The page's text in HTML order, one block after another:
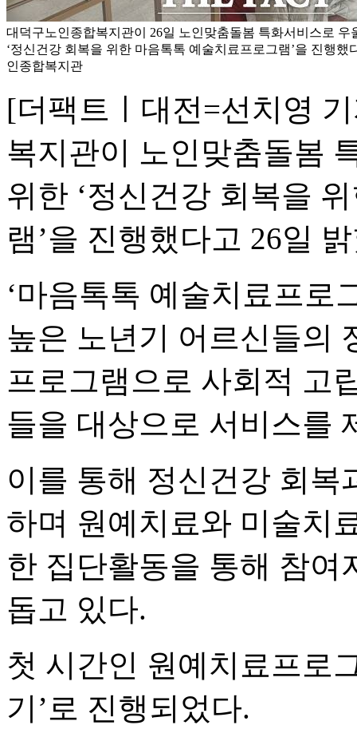
대덕구노인종합복지관이 26일 노인맞춤돌봄 특화서비스로 우
‘정신건강 회복을 위한 마음톡톡 예술치료프로그램’을 진행했
인종합복지관
[더팩트ㅣ대전=선치영
복지관이 노인맞춤돌봄
위한 ‘정신건강 회복을
램’을 진행했다고 26일
‘마음톡톡 예술치료프로
높은 노년기 어르신들의
프로그램으로 사회적 고
들을 대상으로 서비스를
이를 통해 정신건강 회복
하며 원예치료와 미술치
한 집단활동을 통해 참여
돕고 있다.
첫 시간인 원예치료프로
기’로 진행되었다.